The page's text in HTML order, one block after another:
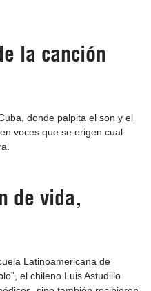
la canción
donde palpita el son y el
voces que se erigen cual
de vida,
Latinoamericana de
el chileno Luis Astudillo